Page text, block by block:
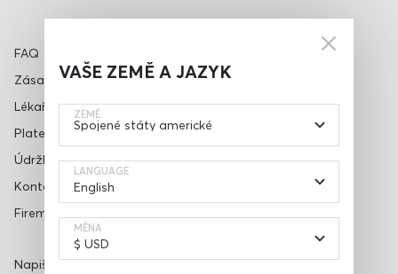
VAŠE ZEMĚ A JAZYK
ZEMĚ
LANGUAGE
MĚNA
FAQ
Zásady dodání a vrácení
Lékařské prohlášení
Platební metody
Údržba setu
Kontakty
Firemní dárky
Napište recenzi